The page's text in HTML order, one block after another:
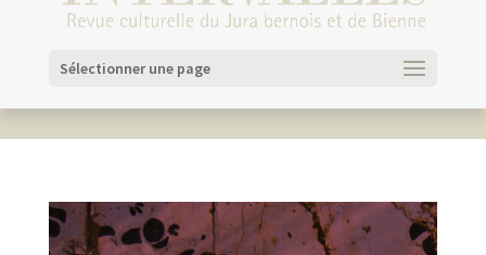
Sélectionner une page